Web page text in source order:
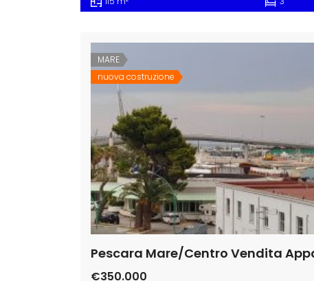
MARE
nuova costruzione
€350.000